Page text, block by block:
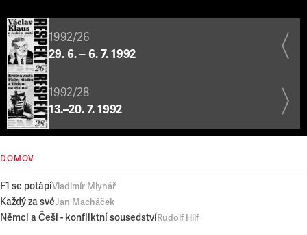
1992/26
29. 6. – 6. 7. 1992
1992/28
13.–20. 7. 1992
DOMOV
F1 se potápíVladimír Mlynář
Každý za svéJan Macháček
Němci a Češi - konfliktní sousedstvíRudolf Hilf